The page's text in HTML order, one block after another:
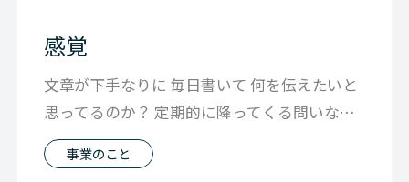
感覚
文章が下手なりに 毎日書いて 何を伝えたいと
思ってるのか？ 定期的に降ってくる問いなの
ですが 基本的にこのブログでは 事
事業のこと